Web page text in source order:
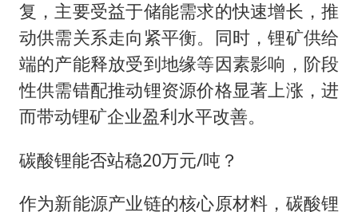
复，主要受益于储能需求的快速增长，推
动供需关系走向紧平衡。同时，锂矿供给
端的产能释放受到地缘等因素影响，阶段
性供需错配推动锂资源价格显著上涨，进
而带动锂矿企业盈利水平改善。
碳酸锂能否站稳20万元/吨？
作为新能源产业链的核心原材料，碳酸锂